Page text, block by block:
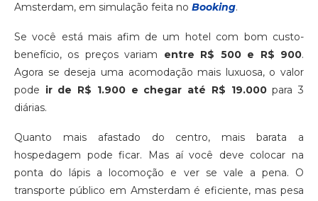
Amsterdam, em simulação feita no Booking.
Se você está mais afim de um hotel com bom custo-
benefício, os preços variam entre R$ 500 e R$ 900.
Agora se deseja uma acomodação mais luxuosa, o valor
pode ir de R$ 1.900 e chegar até R$ 19.000para 3
diárias.
Quanto mais afastado do centro, mais barata a
hospedagem pode ficar. Mas aí você deve colocar na
ponta do lápis a locomoção e ver se vale a pena. O
transporte público em Amsterdam é eficiente, mas pesa